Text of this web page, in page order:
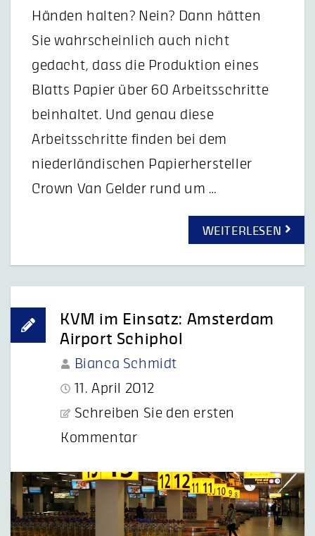
Händen halten? Nein? Dann hätten
Sie wahrscheinlich auch nicht
gedacht, dass die Produktion eines
Blatts Papier über 60 Arbeitsschritte
beinhaltet. Und genau diese
Arbeitsschritte finden bei dem
niederländischen Papierhersteller
Crown Van Gelder rund um …
WEITERLESEN
KVM im Einsatz: Amsterdam
Airport Schiphol
Bianca Schmidt
11. April 2012
Schreiben Sie den ersten
Kommentar